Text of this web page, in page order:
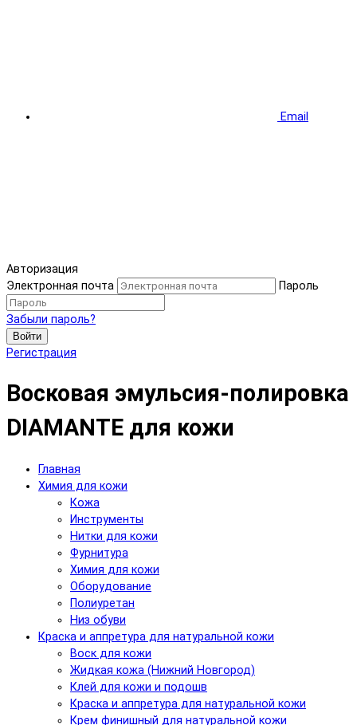
Email
Авторизация
Электронная почта
Пароль
Забыли пароль?
Войти
Регистрация
Восковая эмульсия-полировка
DIAMANTE для кожи
Главная
Химия для кожи
Кожа
Инструменты
Нитки для кожи
Фурнитура
Химия для кожи
Оборудование
Полиуретан
Низ обуви
Краска и аппретура для натуральной кожи
Воск для кожи
Жидкая кожа (Нижний Новгород)
Клей для кожи и подошв
Краска и аппретура для натуральной кожи
Крем финишный для натуральной кожи